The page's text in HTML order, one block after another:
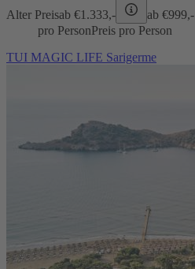
Alter Preisab €1.333,- ab €999,-
pro PersonPreis pro Person
TUI MAGIC LIFE Sarigerme